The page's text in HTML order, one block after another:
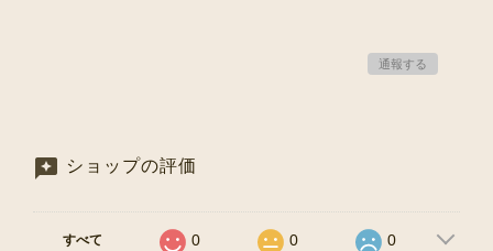
通報する
ショップの評価
すべて 0 0 0